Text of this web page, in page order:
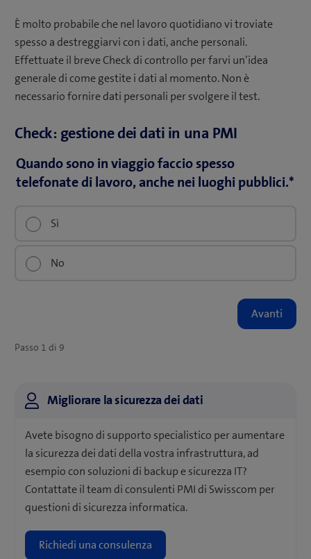
È molto probabile che nel lavoro quotidiano vi troviate
spesso a destreggiarvi con i dati, anche personali.
Effettuate il breve Check di controllo per farvi un’idea
generale di come gestite i dati al momento. Non è
necessario fornire dati personali per svolgere il test.
Check: gestione dei dati in una PMI
Passo 1 di 9
Name
Questo
campo
per
essere
Quando sono in viaggio faccio spesso
telefonate di lavoro, anche nei luoghi pubblici.*
Sì
No
Migliorare la sicurezza dei dati
Avete bisogno di supporto specialistico per aumentare
la sicurezza dei dati della vostra infrastruttura, ad
esempio con soluzioni di backup e sicurezza IT?
Contattate il team di consulenti PMI di Swisscom per
questioni di sicurezza informatica.
Richiedi una consulenza